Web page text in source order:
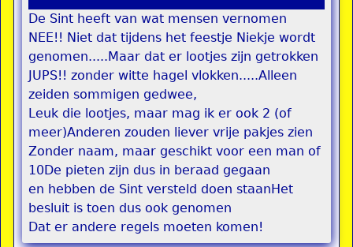
De Sint heeft van wat mensen vernomen
NEE!! Niet dat tijdens het feestje Niekje wordt
genomen.....Maar dat er lootjes zijn getrokken
JUPS!! zonder witte hagel vlokken.....Alleen
zeiden sommigen gedwee,
Leuk die lootjes, maar mag ik er ook 2 (of
meer)Anderen zouden liever vrije pakjes zien
Zonder naam, maar geschikt voor een man of
10De pieten zijn dus in beraad gegaan
en hebben de Sint versteld doen staanHet
besluit is toen dus ook genomen
Dat er andere regels moeten komen!